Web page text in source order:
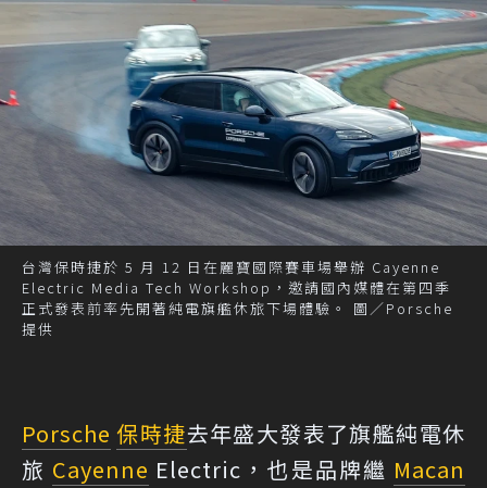
台灣保時捷於 5 月 12 日在麗寶國際賽車場舉辦 Cayenne
Electric Media Tech Workshop，邀請國內媒體在第四季
正式發表前率先開著純電旗艦休旅下場體驗。 圖／Porsche
提供
Porsche 保時捷去年盛大發表了旗艦純電休
旅 Cayenne Electric，也是品牌繼 Macan